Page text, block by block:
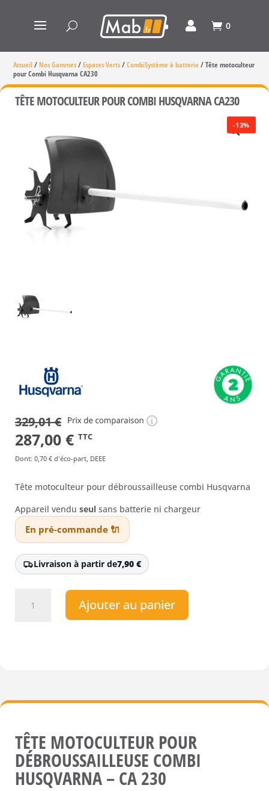
0
Accueil/Nos Gammes/Espaces Verts/CombiSystème à batterie /Tête motoculteur
pour Combi Husqvarna CA230
TÊTE MOTOCULTEUR POUR COMBI HUSQVARNA CA230
-13%
329,01€
Le
prix
était :
329,01 €.
287,00 €Le
prix
est :
287,00 €.
TTC
Dont: 0,70 € d'éco-part, DEEE
Tête motoculteur pour débroussailleuse combi Husqvarna
Appareil vendu seul sans batterie ni chargeur
En pré-commande 🔌
Livraison à partir de7,90 €
Ajouter au panier
TÊTE MOTOCULTEUR POUR
DÉBROUSSAILLEUSE COMBI
HUSQVARNA – CA 230